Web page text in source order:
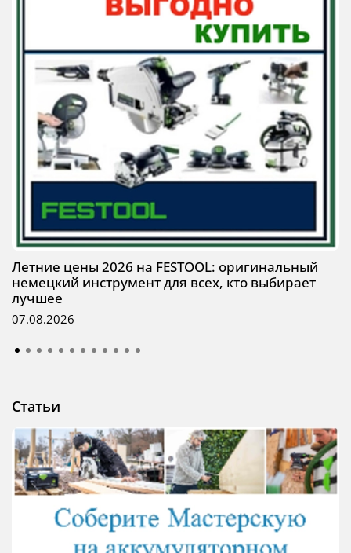
Летние цены 2026 на FESTOOL: оригинальный
немецкий инструмент для всех, кто выбирает
лучшее
07.08.2026
Статьи